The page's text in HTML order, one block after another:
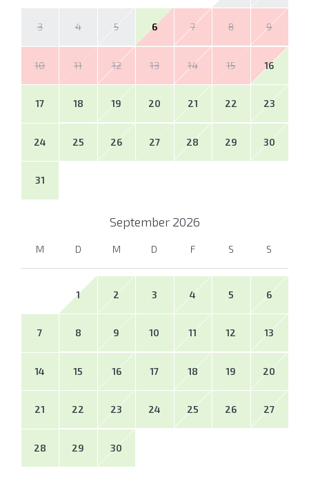
3 4 5 6 7 8 9
10 11 12 13 14 15 16
17 18 19 20 21 22 23
24 25 26 27 28 29 30
31
September 2026
M D M D F S S
1 2 3 4 5 6
7 8 9 10 11 12 13
14 15 16 17 18 19 20
21 22 23 24 25 26 27
28 29 30